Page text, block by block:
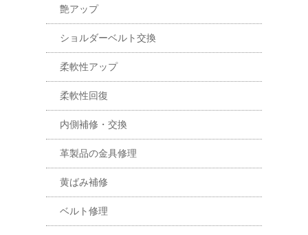
艶アップ
ショルダーベルト交換
柔軟性アップ
柔軟性回復
内側補修・交換
革製品の金具修理
黄ばみ補修
ベルト修理